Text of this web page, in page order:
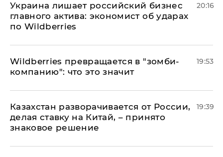
​Украина лишает российский бизнес
главного актива: экономист об ударах
по Wildberries
20:16
Wildberries превращается в "зомби-
компанию": что это значит
19:53
Казахстан разворачивается от России,
делая ставку на Китай, – принято
знаковое решение
19:39